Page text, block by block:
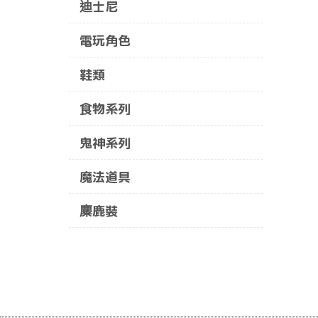
迪士尼
電玩角色
鞋類
食物系列
鬼神系列
魔法道具
麋鹿裝